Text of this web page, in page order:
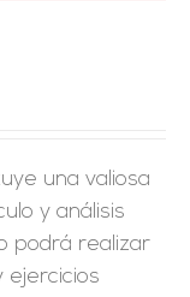
una valiosa
y análisis
podrá realizar
ejercicios